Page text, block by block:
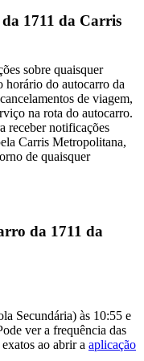
1711 da Carris
sobre quaisquer
horário do autocarro da
de viagem,
na rota do autocarro.
receber notificações
Carris Metropolitana,
de quaisquer
da 1711 da
Secundária) às 10:55 e
ver a frequência das
ao abrir a aplicação